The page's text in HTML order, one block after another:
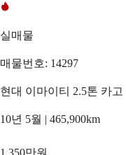
실매물
매물번호: 14297
현대 이마이티 2.5톤 카고
10년 5월 | 465,900km
1,350만원